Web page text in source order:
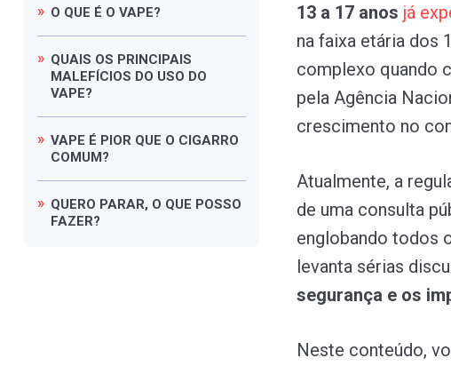
O QUE É O VAPE?
QUAIS OS PRINCIPAIS
MALEFÍCIOS DO USO DO
VAPE?
VAPE É PIOR QUE O CIGARRO
COMUM?
QUERO PARAR, O QUE POSSO
FAZER?
13 a 17 anos já
na faixa etária dos
complexo quando
pela Agência
crescimento no
Atualmente, a
de uma consulta
englobando todos
levanta sérias
segurança e os
Neste conteúdo,